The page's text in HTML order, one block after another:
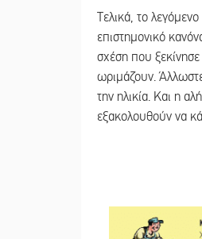
Τελικά, το
επιστημονικό
σχέση που
ωριμάζουν.
την ηλικία. Και η
εξακολουθούν να